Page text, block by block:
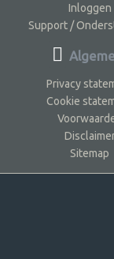
Inloggen
Support /
Privacy
Cookie
Sitemap